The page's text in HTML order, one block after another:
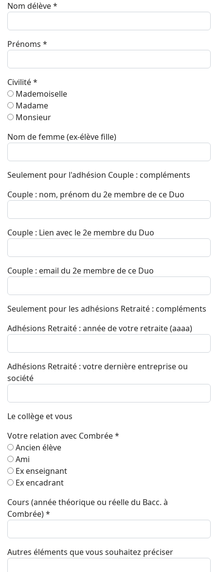
Nom délève*
Prénoms *
Civilité*
Mademoiselle
Madame
Monsieur
Nom de femme (ex-élève fille)
Seulement pour l'adhésion Couple : compléments
Couple : nom, prénom du 2e membre de ce Duo
Couple : Lien avec le 2e membre du Duo
Couple : email du 2e membre de ce Duo
Seulement pour les adhésions Retraité : compléments
Adhésions Retraité : année de votre retraite (aaaa)
Adhésions Retraité : votre dernière entreprise ou
société
Le collège et vous
Votre relation avec Combrée*
Ancien élève
Ami
Ex enseignant
Ex encadrant
Cours (année théorique ou réelle du Bacc. à
Combrée)*
Autres éléments que vous souhaitez préciser